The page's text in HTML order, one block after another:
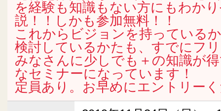
を経験も知識もない方にもわか
説！！しかも参加無料！！
これからビジョンを持っている
検討しているかたも、すでにフ
みなさんに少しでも＋の知識が
なセミナーになっています！
定員あり。お早めにエントリー